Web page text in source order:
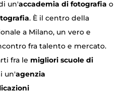
un'accademia di fotografia o
. È il centro della
a Milano, un vero e
fra talento e mercato.
fra le migliori scuole di
un'agenzia